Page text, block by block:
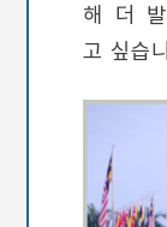
해 더
고 싶습